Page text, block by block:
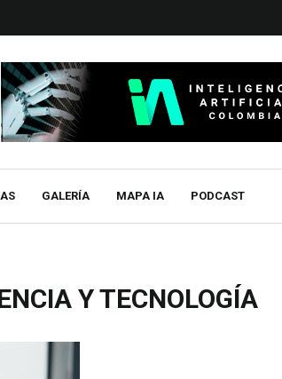
GALERÍA MAPA IA PODCAST
Y TECNOLOGÍA